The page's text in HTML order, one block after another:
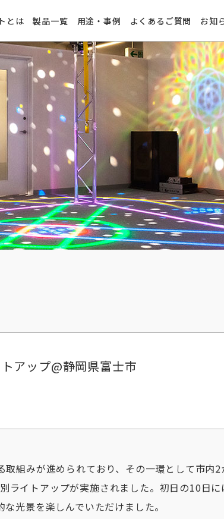
とは 製品一覧 用途・事例 よくあるご質問 お知
アップ@静岡県富士市
組みが進められており、その一環として市内
ライトアップが実施されました。初日の10日
光景を楽しんでいただけました。